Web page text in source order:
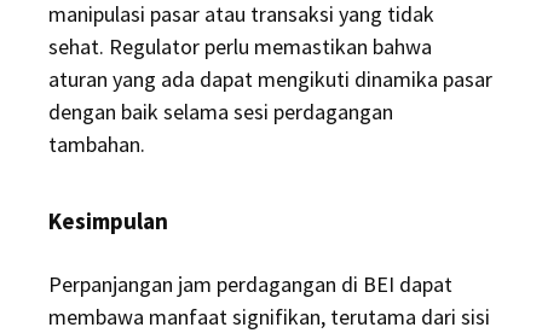
manipulasi pasar atau transaksi yang tidak
sehat. Regulator perlu memastikan bahwa
aturan yang ada dapat mengikuti dinamika pasar
dengan baik selama sesi perdagangan
tambahan.
Kesimpulan
Perpanjangan jam perdagangan di BEI dapat
membawa manfaat signifikan, terutama dari sisi